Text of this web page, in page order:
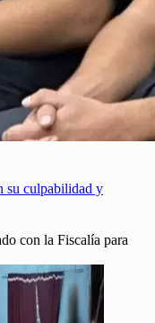
su culpabilidad y
con la Fiscalía para